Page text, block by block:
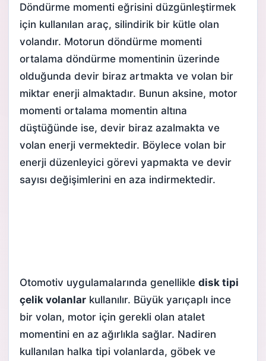
Döndürme momenti eğrisini düzgünleştirmek
için kullanılan araç, silindirik bir kütle olan
volandır. Motorun döndürme momenti
ortalama döndürme momentinin üzerinde
olduğunda devir biraz artmakta ve volan bir
miktar enerji almaktadır. Bunun aksine, motor
momenti ortalama momentin altına
düştüğünde ise, devir biraz azalmakta ve
volan enerji vermektedir. Böylece volan bir
enerji düzenleyici görevi yapmakta ve devir
sayısı değişimlerini en aza indirmektedir.
Otomotiv uygulamalarında genellikle disk tipi
çelik volanlar kullanılır. Büyük yarıçaplı ince
bir volan, motor için gerekli olan atalet
momentini en az ağırlıkla sağlar. Nadiren
kullanılan halka tipi volanlarda, göbek ve